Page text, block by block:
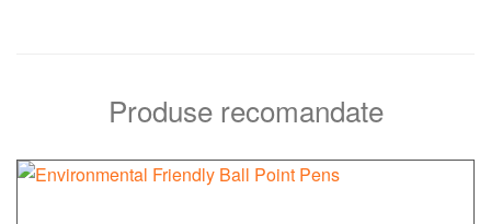
Produse recomandate